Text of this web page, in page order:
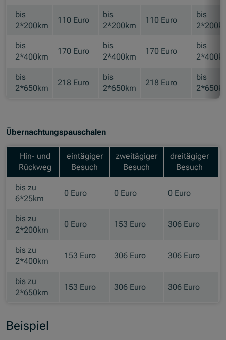
bis
2*200km
110 Euro
bis
2*200km
110 Euro
bis
bis
2*400km
170 Euro
bis
2*400km
170 Euro
bis
bis
2*650km
218 Euro
bis
2*650km
218 Euro
bis
Übernachtungspauschalen
Hin- und
Rückweg
eintägiger
Besuch
zweitägiger
Besuch
dreitägiger
Besuch
bis zu
6*25km
0 Euro 0 Euro 0 Euro
bis zu
2*200km
0 Euro 153 Euro 306 Euro
bis zu
2*400km
153 Euro 306 Euro 306 Euro
bis zu
2*650km
153 Euro 306 Euro 306 Euro
Beispiel